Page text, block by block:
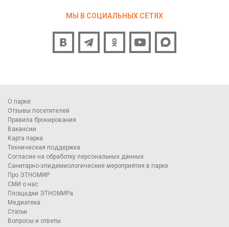
МЫ В СОЦИАЛЬНЫХ СЕТЯХ
О парке
Отзывы посетителей
Правила бронирования
Вакансии
Карта парка
Техническая поддержка
Согласие на обработку персональных данных
Санитарно-эпидемиологические мероприятия в парке
Про ЭТНОМИР
СМИ о нас
Площадки ЭТНОМИРа
Медиатека
Статьи
Вопросы и ответы